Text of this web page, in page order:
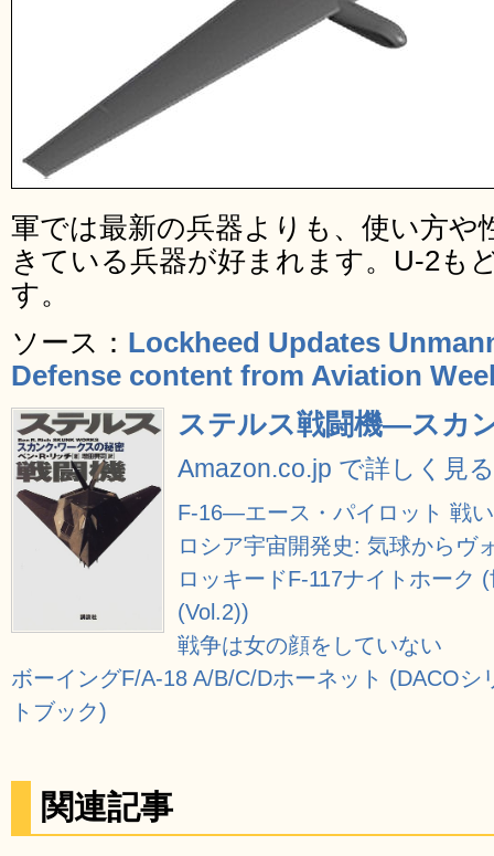
軍では最新の兵器よりも、使い方や
きている兵器が好まれます。U-2も
す。
ソース： Lockheed Updates
Defense content from Aviation
ステルス戦闘機―スカ
Amazon.co.jp で詳しく見る
F‐16―エース・パイロット 戦
ロシア宇宙開発史: 気球からヴ
ロッキードF-117ナイトホーク
(Vol.2))
戦争は女の顔をしていない
ボーイングF/A‐18 A/B/C/Dホーネット (DACO
トブック)
関連記事